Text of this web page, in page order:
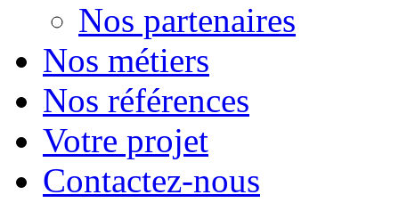
Nos partenaires
Nos métiers
Nos références
Votre projet
Contactez-nous